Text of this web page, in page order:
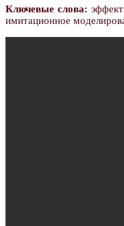
Ключевые слова:
имитационное